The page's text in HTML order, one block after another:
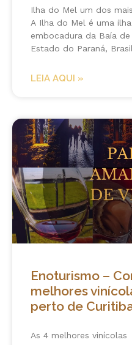
Ilha do Mel um dos
A Ilha do Mel é uma
embocadura da Baía
Estado do Paraná,
LEIA AQUI »
Enoturismo –
melhores
perto de
As 4 melhores